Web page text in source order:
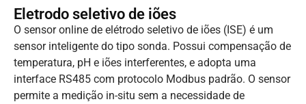
Eletrodo seletivo de iões
O sensor online de elétrodo seletivo de iões (ISE) é um
sensor inteligente do tipo sonda. Possui compensação de
temperatura, pH e iões interferentes, e adopta uma
interface RS485 com protocolo Modbus padrão. O sensor
permite a medição in-situ sem a necessidade de